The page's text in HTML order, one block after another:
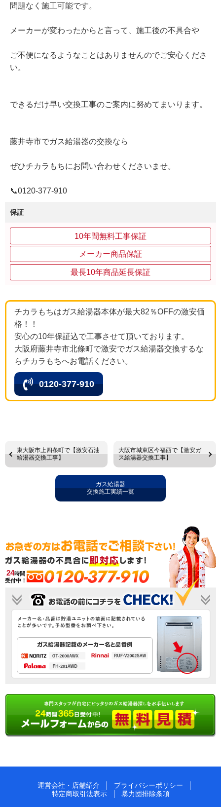
問題なく施工可能です。
メーカーが変わったからと言って、施工後の不具合や
ご不便になるようなことはありませんのでご安心くださ
い。
できるだけ早い交換工事のご案内に努めてまいります。
藤井寺市でガス給湯器の交換なら
ぜひチカラもちにお問い合わせくださいませ。
📞0120‐377‐910
保証
10年間無料工事保証
メーカー商品保証
最長10年商品延長保証
チカラもちはガス給湯器本体が最大82％OFFの激安価
格！！
安心の10年保証込で工事させて頂いております。
大阪府藤井寺市北條町で激安でガス給湯器交換するな
らチカラもちへお電話ください。
0120-377-910
東大阪市上四条町で【激安石油
給湯器交換工事】
大阪市城東区今福西で【激安ガ
ス給湯器交換工事】
ガス給湯器
交換施工実績一覧
24時間
受付中！
0120-377-910
運営会社・店舗紹介
プライバシーポリシー
特定商取引法表示
暴力団排除条項